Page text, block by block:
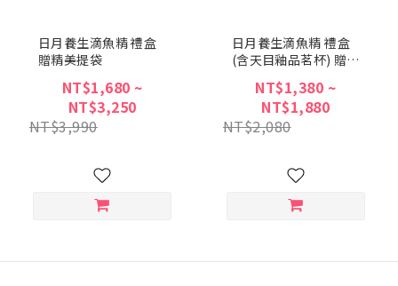
日月養生滴魚精 禮盒
贈精美提袋
NT$1,680 ~
NT$3,250
NT$3,990
日月養生滴魚精 禮盒
(含天目釉品茗杯) 贈精
NT$1,380 ~
NT$1,880
NT$2,080